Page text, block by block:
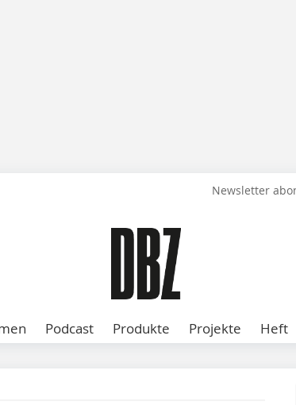
Newsletter
Podcast Produkte Projekte Heft